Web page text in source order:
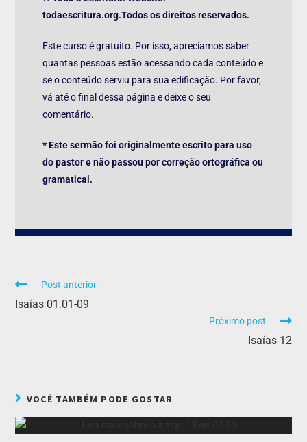
todaescritura.org.Todos os direitos reservados.
Este curso é gratuito. Por isso, apreciamos saber
quantas pessoas estão acessando cada conteúdo e
se o conteúdo serviu para sua edificação. Por favor,
vá até o final dessa página e deixe o seu
comentário.
* Este sermão foi originalmente escrito para uso
do pastor e não passou por correção ortográfica ou
gramatical.
Post anterior
Isaías 01.01-09
Próximo post
Isaías 12
VOCÊ TAMBÉM PODE GOSTAR